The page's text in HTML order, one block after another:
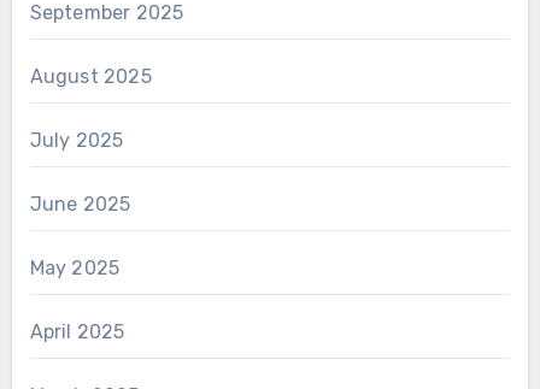
September 2025
August 2025
July 2025
June 2025
May 2025
April 2025